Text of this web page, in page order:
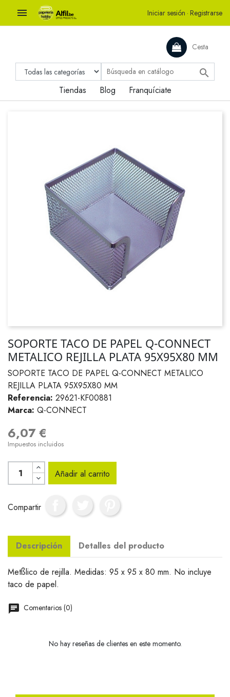
 Iniciar sesión · Registrarse
Cesta

Tiendas Blog Franquíciate
SOPORTE TACO DE PAPEL Q-CONNECT
METALICO REJILLA PLATA 95X95X80 MM
SOPORTE TACO DE PAPEL Q-CONNECT METALICO
REJILLA PLATA 95X95X80 MM
Referencia: 29621-KF00881
Marca: Q-CONNECT
6,07 €
Impuestos incluidos
Añadir al carrito
Compartir
Descripción Detalles del producto
Metßlico de rejilla. Medidas: 95 x 95 x 80 mm. No incluye
taco de papel.
Comentarios (0)
No hay reseñas de clientes en este momento.